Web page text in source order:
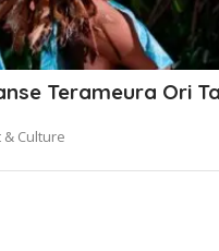
Terameura Ori
& Culture